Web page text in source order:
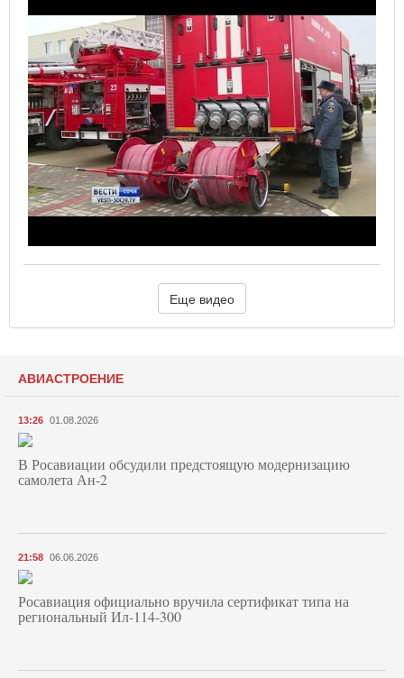
Еще видео
АВИАСТРОЕНИЕ
13:26 01.08.2026
В Росавиации обсудили предстоящую модернизацию
самолета Ан-2
21:58 06.06.2026
Росавиация официально вручила сертификат типа на
региональный Ил-114-300